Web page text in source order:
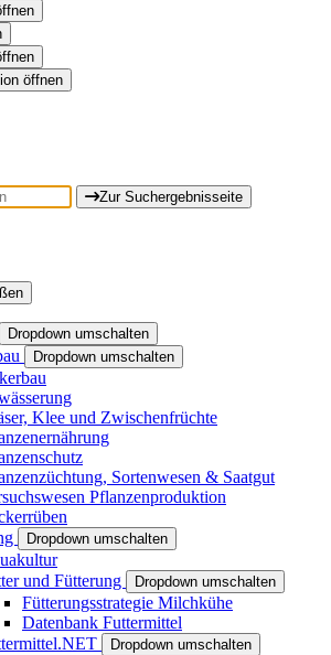
öffnen
Zur Suchergebnisseite
Dropdown umschalten
Dropdown umschalten
Klee und Zwischenfrüchte
Sortenwesen & Saatgut
Pflanzenproduktion
Dropdown umschalten
und Fütterung
Dropdown umschalten
Fütterungsstrategie Milchkühe
Datenbank Futtermittel
Dropdown umschalten